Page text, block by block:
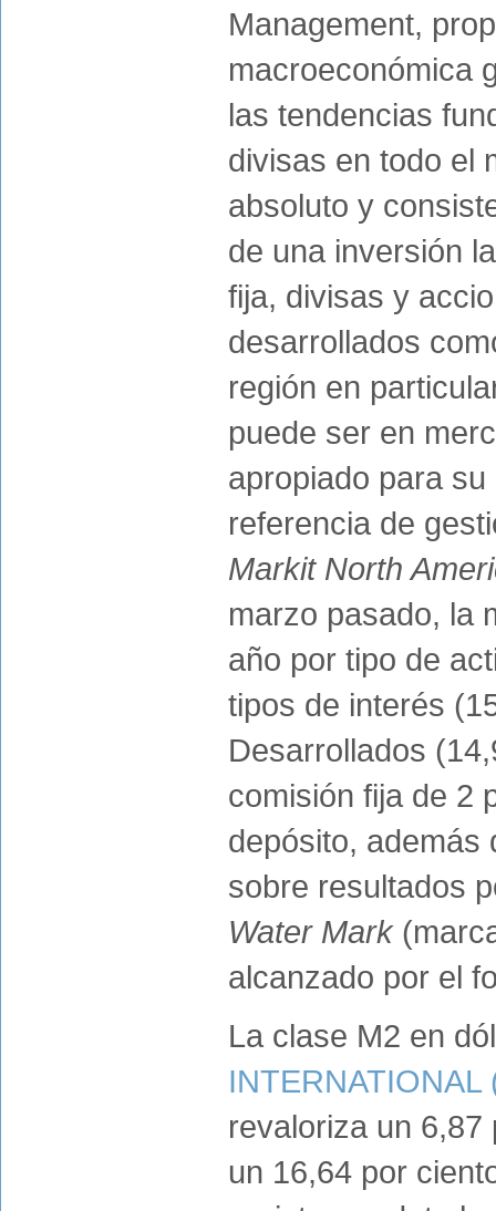
Management,
macroeconómica
las tendencias
divisas en todo el
absoluto y
de una inversión
fija, divisas y
desarrollados
región en
puede ser en
apropiado para
referencia de
Markit North
marzo pasado, la
año por tipo de
tipos de interés
Desarrollados
comisión fija de 2
depósito, además
sobre resultados
Water Mark
alcanzado por el
La clase M2 en
revaloriza un
un 16,64 por